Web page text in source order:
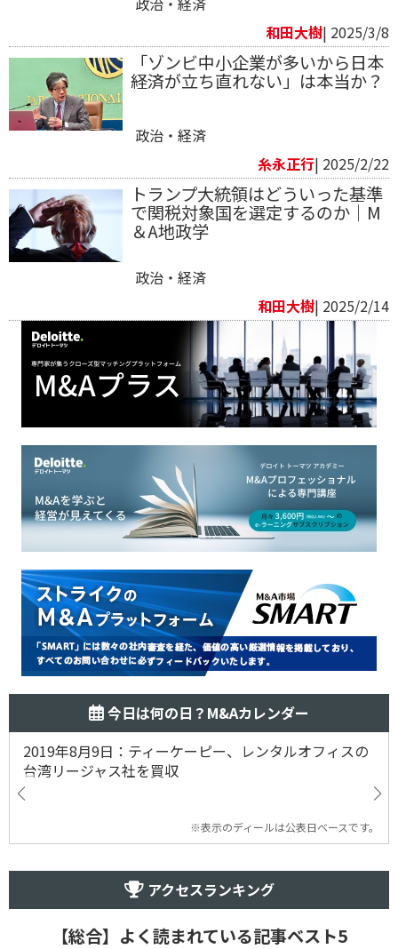
和田大樹| 2025/3/8
「ゾンビ中小企業が多いから日本
経済が立ち直れない」は本当か？
政治・経済
糸永正行| 2025/2/22
トランプ大統領はどういった基準
で関税対象国を選定するのか│M
＆A地政学
政治・経済
和田大樹| 2025/2/14
今日は何の日？M&Aカレンダー
2019年8月9日：ティーケーピー、レンタルオフィスの
台湾リージャス社を買収
※表示のディールは公表日ベースです。
アクセスランキング
【総合】よく読まれている記事ベスト5